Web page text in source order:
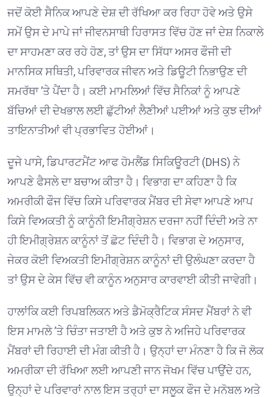
ਜਦੋਂ ਕੋਈ ਸੈਨਿਕ ਆਪਣੇ ਦੇਸ਼ ਦੀ ਰੱਖਿਆ ਕਰ ਰਿਹਾ ਹੋਵੇ ਅਤੇ ਉਸੇ
ਸਮੇਂ ਉਸ ਦੇ ਮਾਪੇ ਜਾਂ ਜੀਵਨਸਾਥੀ ਹਿਰਾਸਤ ਵਿੱਚ ਹੋਣ ਜਾਂ ਦੇਸ਼ ਨਿਕਾਲੇ
ਦਾ ਸਾਹਮਣਾ ਕਰ ਰਹੇ ਹੋਣ, ਤਾਂ ਉਸ ਦਾ ਸਿੱਧਾ ਅਸਰ ਫੌਜੀ ਦੀ
ਮਾਨਸਿਕ ਸਥਿਤੀ, ਪਰਿਵਾਰਕ ਜੀਵਨ ਅਤੇ ਡਿਊਟੀ ਨਿਭਾਉਣ ਦੀ
ਸਮਰੱਥਾ ’ਤੇ ਪੈਂਦਾ ਹੈ। ਕਈ ਮਾਮਲਿਆਂ ਵਿੱਚ ਸੈਨਿਕਾਂ ਨੂੰ ਆਪਣੇ
ਬੱਚਿਆਂ ਦੀ ਦੇਖਭਾਲ ਲਈ ਛੁੱਟੀਆਂ ਲੈਣੀਆਂ ਪਈਆਂ ਅਤੇ ਕੁਝ ਦੀਆਂ
ਤਾਇਨਾਤੀਆਂ ਵੀ ਪ੍ਰਭਾਵਿਤ ਹੋਈਆਂ। ⁠
ਦੂਜੇ ਪਾਸੇ, ਡਿਪਾਰਟਮੈਂਟ ਆਫ ਹੋਮਲੈਂਡ ਸਿਕਿਊਰਟੀ (DHS) ਨੇ
ਆਪਣੇ ਫੈਸਲੇ ਦਾ ਬਚਾਅ ਕੀਤਾ ਹੈ। ਵਿਭਾਗ ਦਾ ਕਹਿਣਾ ਹੈ ਕਿ
ਅਮਰੀਕੀ ਫੌਜ ਵਿੱਚ ਕਿਸੇ ਪਰਿਵਾਰਕ ਮੈਂਬਰ ਦੀ ਸੇਵਾ ਆਪਣੇ ਆਪ
ਕਿਸੇ ਵਿਅਕਤੀ ਨੂੰ ਕਾਨੂੰਨੀ ਇਮੀਗ੍ਰੇਸ਼ਨ ਦਰਜਾ ਨਹੀਂ ਦਿੰਦੀ ਅਤੇ ਨਾ
ਹੀ ਇਮੀਗ੍ਰੇਸ਼ਨ ਕਾਨੂੰਨਾਂ ਤੋਂ ਛੋਟ ਦਿੰਦੀ ਹੈ। ਵਿਭਾਗ ਦੇ ਅਨੁਸਾਰ,
ਜੇਕਰ ਕੋਈ ਵਿਅਕਤੀ ਇਮੀਗ੍ਰੇਸ਼ਨ ਕਾਨੂੰਨਾਂ ਦੀ ਉਲੰਘਣਾ ਕਰਦਾ ਹੈ
ਤਾਂ ਉਸ ਦੇ ਕੇਸ ਵਿੱਚ ਵੀ ਕਾਨੂੰਨ ਅਨੁਸਾਰ ਕਾਰਵਾਈ ਕੀਤੀ ਜਾਵੇਗੀ। ⁠
ਹਾਲਾਂਕਿ ਕਈ ਰਿਪਬਲਿਕਨ ਅਤੇ ਡੈਮੋਕ੍ਰੈਟਿਕ ਸੰਸਦ ਮੈਂਬਰਾਂ ਨੇ ਵੀ
ਇਸ ਮਾਮਲੇ ’ਤੇ ਚਿੰਤਾ ਜਤਾਈ ਹੈ ਅਤੇ ਕੁਝ ਨੇ ਅਜਿਹੇ ਪਰਿਵਾਰਕ
ਮੈਂਬਰਾਂ ਦੀ ਰਿਹਾਈ ਦੀ ਮੰਗ ਕੀਤੀ ਹੈ। ਉਨ੍ਹਾਂ ਦਾ ਮੰਨਣਾ ਹੈ ਕਿ ਜੋ ਲੋਕ
ਅਮਰੀਕਾ ਦੀ ਰੱਖਿਆ ਲਈ ਆਪਣੀ ਜਾਨ ਜੋਖਮ ਵਿੱਚ ਪਾਉਂਦੇ ਹਨ,
ਉਨ੍ਹਾਂ ਦੇ ਪਰਿਵਾਰਾਂ ਨਾਲ ਇਸ ਤਰ੍ਹਾਂ ਦਾ ਸਲੂਕ ਫੌਜ ਦੇ ਮਨੋਬਲ ਅਤੇ